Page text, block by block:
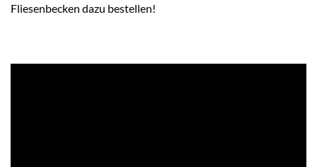
Fliesenbecken dazu bestellen!